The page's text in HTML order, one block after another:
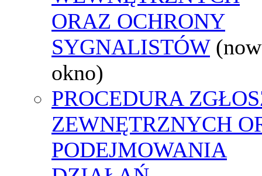
ORAZ OCHRONY
SYGNALISTÓW
okno)
PROCEDURA
ZEWNĘTRZNYCH
PODEJMOWANIA